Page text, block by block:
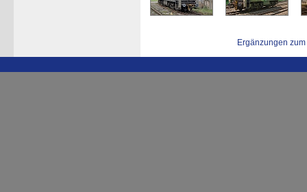
Ergänzungen